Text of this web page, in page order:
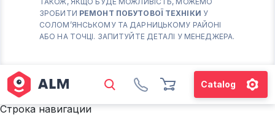
ЗРОБИТИ РЕМОНТ ПОБУТОВОЇ ТЕХНІКИ У
СОЛОМ’ЯНСЬКОМУ ТА ДАРНИЦЬКОМУ РАЙОНІ
АБО НА ТОЧЦІ. ЗАПИТУЙТЕ ДЕТАЛІ У МЕНЕДЖЕРА.
Catalog
18-00
(098) 672 76 42
М. ХАРКІВСЬКА – ПРАЦЮЄ
ВТ-СБ С10-00 ДО 18-00
Строка навигации